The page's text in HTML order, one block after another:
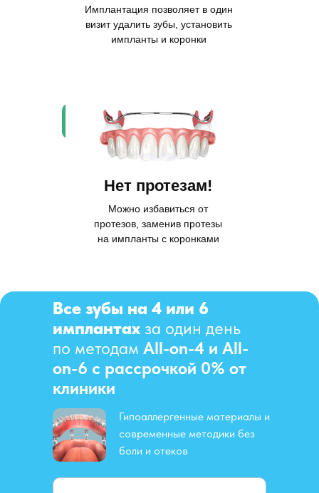
Имплантация позволяет в один
визит удалить зубы, установить
импланты и коронки
Нет протезам!
Можно избавиться от
протезов, заменив протезы
на импланты с коронками
Все зубы на 4 или 6
имплантах за один день
по методам All-on-4 и All-
on-6 с рассрочкой 0% от
клиники
Гипоаллергенные материалы и
современные методики без
боли и отеков